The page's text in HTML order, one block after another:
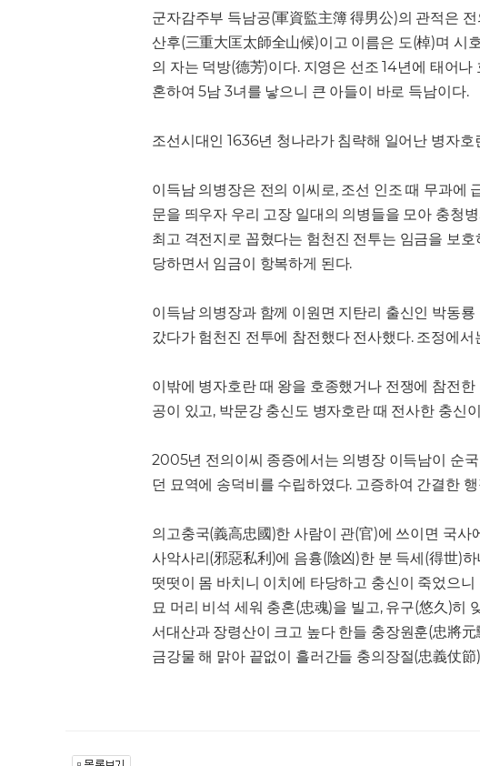
군자감주부 득남공(軍資監主簿 得男公)의 관적은
산후(三重大匡太師全山候)이고 이름은 도(棹)며 시
의 자는 덕방(德芳)이다. 지영은 선조 14년에 태어
혼하여 5남 3녀를 낳으니 큰 아들이 바로 득남이다.
조선시대인 1636년 청나라가 침략해 일어난 병자
이득남 의병장은 전의 이씨로, 조선 인조 때 무과에
문을 띄우자 우리 고장 일대의 의병들을 모아 충청
최고 격전지로 꼽혔다는 험천진 전투는 임금을 보
당하면서 임금이 항복하게 된다.
이득남 의병장과 함께 이원면 지탄리 출신인 박동
갔다가 험천진 전투에 참전했다 전사했다. 조정에
이밖에 병자호란 때 왕을 호종했거나 전쟁에 참전
공이 있고, 박문강 충신도 병자호란 때 전사한 충신
2005년 전의이씨 종증에서는 의병장 이득남이 순
던 묘역에 송덕비를 수립하였다. 고증하여 간결한
의고충국(義高忠國)한 사람이 관(官)에 쓰이면 국사
사악사리(邪惡私利)에 음흉(陰凶)한 분 득세(得世)
떳떳이 몸 바치니 이치에 타당하고 충신이 죽었으니
묘 머리 비석 세워 충혼(忠魂)을 빌고, 유구(悠久)히
서대산과 장령산이 크고 높다 한들 충장원훈(忠將
금강물 해 맑아 끝없이 흘러간들 충의장절(忠義仗